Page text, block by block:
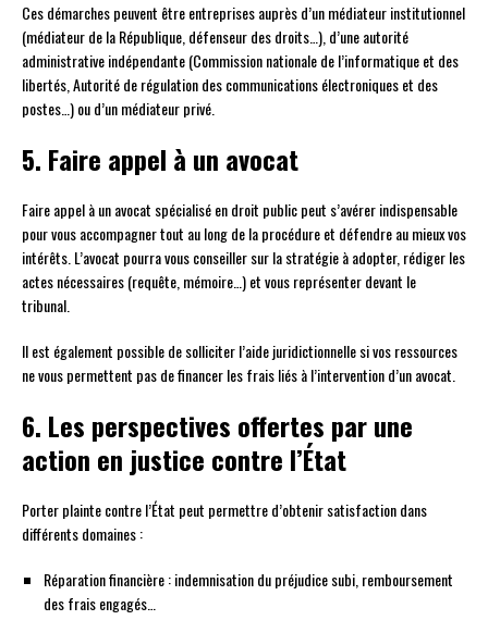
Ces démarches peuvent être entreprises auprès d’un médiateur institutionnel
(médiateur de la République, défenseur des droits…), d’une autorité
administrative indépendante (Commission nationale de l’informatique et des
libertés, Autorité de régulation des communications électroniques et des
postes…) ou d’un médiateur privé.
5. Faire appel à un avocat
Faire appel à un avocat spécialisé en droit public peut s’avérer indispensable
pour vous accompagner tout au long de la procédure et défendre au mieux vos
intérêts. L’avocat pourra vous conseiller sur la stratégie à adopter, rédiger les
actes nécessaires (requête, mémoire…) et vous représenter devant le
tribunal.
Il est également possible de solliciter l’aide juridictionnelle si vos ressources
ne vous permettent pas de financer les frais liés à l’intervention d’un avocat.
6. Les perspectives offertes par une
action en justice contre l’État
Porter plainte contre l’État peut permettre d’obtenir satisfaction dans
différents domaines :
Réparation financière : indemnisation du préjudice subi, remboursement
des frais engagés…